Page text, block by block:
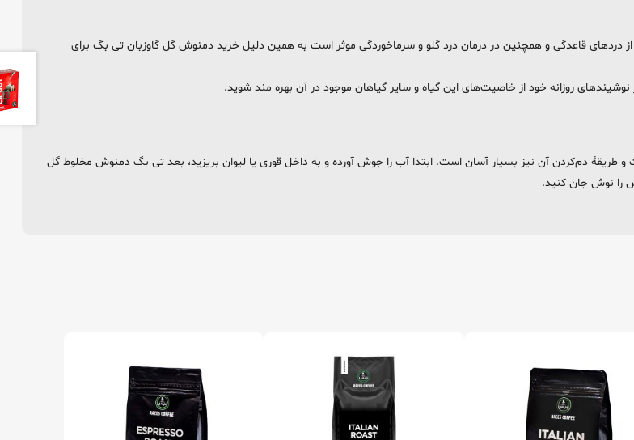
دردهای قاعدگی و همچنین در درمان درد گلو و سرماخوردگی موثر است به همین دلیل خرید دمنوش گل گاوزبان تی بگ برای
روزانه خود از خاصیت‌های این گیاه و سایر گیاهان موجود در آن بهره مند شوید.
طریقۀ دم‌کردن آن نیز بسیار آسان است. ابتدا آب را جوش آورده و به داخل قوری یا لیوان بریزید، بعد تی بگ دمنوش مخلوط گل